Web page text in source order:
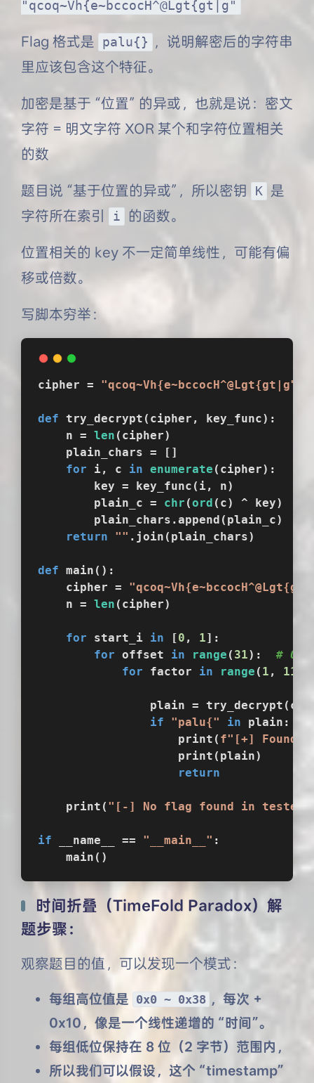
"qcoq~Vh{e~bccocH^@Lgt{gt|g"
Flag 格式是 palu{}
，说明解密后的字符串
里应该包含这个特征。
加密是基于 “位置” 的异或，也就是说：密文
字符 = 明文字符 XOR 某个和字符位置相关
的数
题目说 “基于位置的异或”，所以密钥 K 是
字符所在索引
i 的函数。
位置相关的 key 不一定简单线性，可能有偏
移或倍数。
写脚本穷举：
cipher = "qcoq~Vh{e~bccocH^@Lgt{gt|g"
def try_decrypt ( cipher, key_func):
n = len (cipher)
plain_chars = []
for i, c in enumerate (cipher):
key = key_func(i, n)
plain_c = chr (ord (c) ^ key)
plain_chars.append(plain_c)
return
"" .join(plain_chars)
def main ():
cipher =
n = len (cipher)
for start_i in [0 , 1]:
for offset in range ( 31): # 0 ~
for factor in range ( 1 , 11
plain =
if
"palu{" in plain:
print( f"[+] Found
print(plain)
return
print( "[-] No flag found in tested
if __name__ == "__main__" :
main()
时间折叠（TimeFold Paradox）解
题步骤：
观察题目的值，可以发现一个模式：
每组高位值是 0x0 ~ 0x38 ，每次 +
0x10，像是一个线性递增的 “时间”。
每组低位保持在 8 位（2 字节）范围内，
所以我们可以假设，这个 “timestamp”